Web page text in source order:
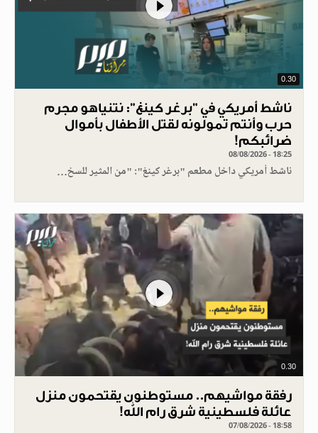
0.30
ناشط أمريكي في "برغر كينغ": نتنياهو مجرم
حرب وأنتم تمولونه لقتل الأطفال بأموال
ضرائبكم!
08/08/2026 - 18:25
ناشط أمريكي داخل مطعم "برغر كينغ": "من المثير للسخ…
0.30
رفقة مواشيهم.. مستوطنون يقتحمون منزل
عائلة فلسطينية شرق رام الله!
07/08/2026 - 18:58